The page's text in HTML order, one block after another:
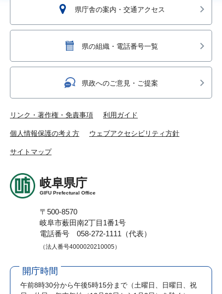
県庁舎の案内・交通アクセス
県の組織・電話番号一覧
県政へのご意見・ご提案
リンク・著作権・免責事項 利用ガイド
個人情報保護の考え方 ウェブアクセシビリティ方針
サイトマップ
岐阜県庁
GIFU Prefectural Office
〒500-8570
岐阜市薮田南2丁目1番1号
電話番号 058-272-1111（代表）
（法人番号4000020210005）
開庁時間
午前8時30分から午後5時15分まで （土曜日、日曜日、祝